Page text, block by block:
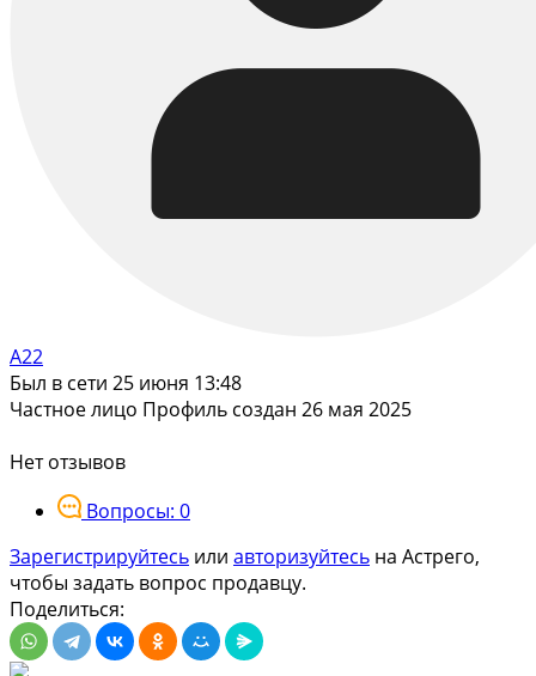
А22
Был в сети 25 июня 13:48
Частное лицо Профиль создан 26 мая 2025
Нет отзывов
Вопросы: 0
Зарегистрируйтесь или авторизуйтесь на Астрего,
чтобы задать вопрос продавцу.
Поделиться: